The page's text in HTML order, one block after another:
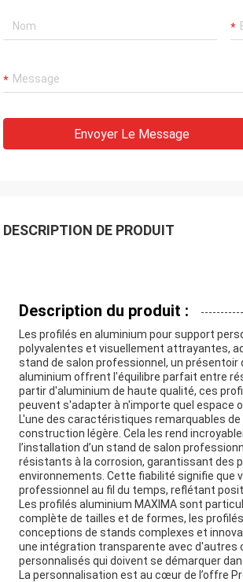
Envoyer Le Message
DESCRIPTION DE PRODUIT
Description du produit :
Les profilés en aluminium pour support
polyvalentes et visuellement attrayantes,
stand de salon professionnel, un
aluminium offrent l'équilibre parfait entre
partir d'aluminium de haute qualité, ces
peuvent s'adapter à n'importe quel espace
L'une des caractéristiques remarquables
construction légère. Cela les rend
l’installation d’un stand de salon
résistants à la corrosion, garantissant des
environnements. Cette fiabilité signifie
professionnel au fil du temps, reflétant
Les profilés aluminium MAXIMA sont
complète de tailles et de formes, les
conceptions de stands complexes et
une intégration transparente avec d'autres
personnalisés qui doivent se démarquer
La personnalisation est au cœur de l’offre